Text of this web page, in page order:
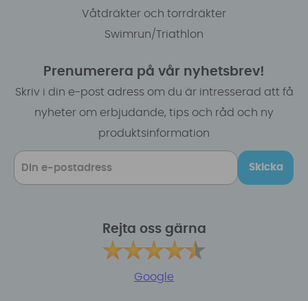
Våtdräkter och torrdräkter
Swimrun/Triathlon
Prenumerera på vår nyhetsbrev!
Skriv i din e-post adress om du är intresserad att få
nyheter om erbjudande, tips och råd och ny
produktsinformation
Skicka
Rejta oss gärna
Google